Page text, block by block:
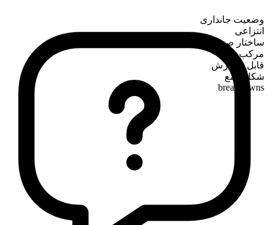
وضعیت جانداری
انتزاعی
ساختار صرفی
مرکب
قابل شمارش
شکل جمع
breakdowns